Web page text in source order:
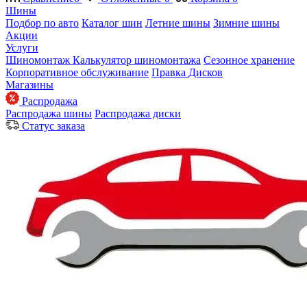
Шины
Подбор по авто Каталог шин Летние шины Зимние шины
Акции
Услуги
Шиномонтаж Калькулятор шиномонтажа Сезонное хранение
Корпоративное обслуживание Правка Дисков
Магазины
Распродажа
Распродажа шины Распродажа диски
Статус заказа